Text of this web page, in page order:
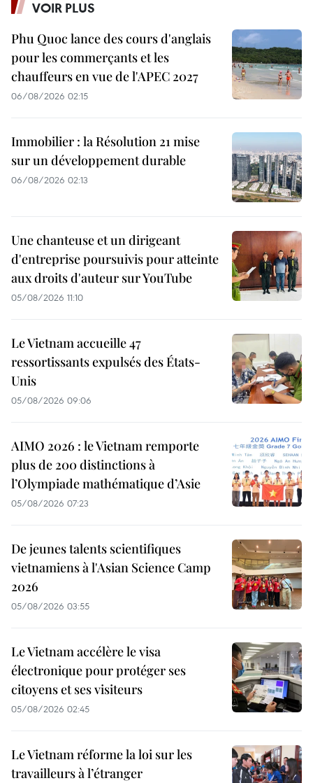
VOIR PLUS
Phu Quoc lance des cours d'anglais
pour les commerçants et les
chauffeurs en vue de l'APEC 2027
06/08/2026 02:15
Immobilier : la Résolution 21 mise
sur un développement durable
06/08/2026 02:13
Une chanteuse et un dirigeant
d'entreprise poursuivis pour atteinte
aux droits d'auteur sur YouTube
05/08/2026 11:10
Le Vietnam accueille 47
ressortissants expulsés des États-
Unis
05/08/2026 09:06
AIMO 2026 : le Vietnam remporte
plus de 200 distinctions à
l’Olympiade mathématique d’Asie
05/08/2026 07:23
De jeunes talents scientifiques
vietnamiens à l'Asian Science Camp
2026
05/08/2026 03:55
Le Vietnam accélère le visa
électronique pour protéger ses
citoyens et ses visiteurs
05/08/2026 02:45
Le Vietnam réforme la loi sur les
travailleurs à l’étranger